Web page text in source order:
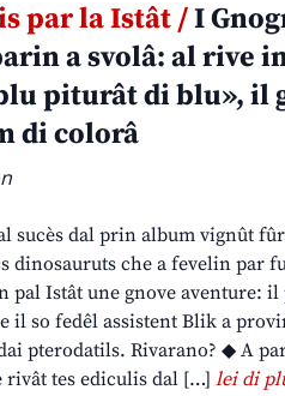
par la Istât /I
a svolâ: al rive
piturât di blu», il
di colorâ
sucès dal prin album vignût
dinosauruts che a fevelin par
pal Istât une gnove aventure: il
il so fedêl assistent Blik a
pterodatils. Rivarano? ◆ A
rivât tes ediculis dal […] lei di